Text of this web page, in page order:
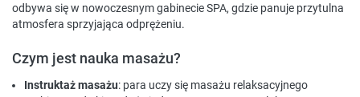
odbywa się w nowoczesnym gabinecie SPA, gdzie panuje przytulna
atmosfera sprzyjająca odprężeniu.
Czym jest nauka masażu?
Instruktaż masażu: para uczy się masażu relaksacyjnego